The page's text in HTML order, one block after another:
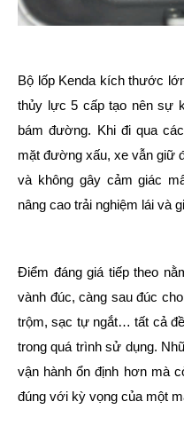
Bộ lốp Kenda kích thước
thủy lực 5 cấp tạo nên sự
bám đường. Khi đi qua
mặt đường xấu, xe vẫn giữ
và không gây cảm giác
nâng cao trải nghiệm lái và
Điểm đáng giá tiếp theo
vành đúc, càng sau đúc
trộm, sạc tự ngắt… tất cả
trong quá trình sử dụng.
vận hành ổn định hơn mà
đúng với kỳ vọng của một